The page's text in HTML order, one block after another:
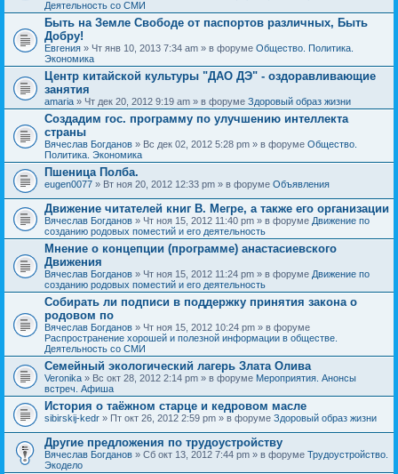
ж
и
т
о
п
р
о
с
.
Деятельность со СМИ
Быть на Земле Свободе от паспортов различных, Быть
Добру!
Евгения » Чт янв 10, 2013 7:34 am » в форуме Общество. Политика.
Экономика
Центр китайской культуры "ДАО ДЭ" - оздоравливающие
занятия
amaria » Чт дек 20, 2012 9:19 am » в форуме Здоровый образ жизни
Создадим гос. программу по улучшению интеллекта
страны
Вячеслав Богданов » Вс дек 02, 2012 5:28 pm » в форуме Общество.
Политика. Экономика
Пшеница Полба.
eugen0077 » Вт ноя 20, 2012 12:33 pm » в форуме Объявления
Движение читателей книг В. Мегре, а также его организации
Вячеслав Богданов » Чт ноя 15, 2012 11:40 pm » в форуме Движение по
созданию родовых поместий и его деятельность
Мнение о концепции (программе) анастасиевского
Движения
Вячеслав Богданов » Чт ноя 15, 2012 11:24 pm » в форуме Движение по
созданию родовых поместий и его деятельность
Собирать ли подписи в поддержку принятия закона о
родовом по
Вячеслав Богданов » Чт ноя 15, 2012 10:24 pm » в форуме
Распространение хорошей и полезной информации в обществе.
Деятельность со СМИ
Семейный экологический лагерь Злата Олива
Veronika » Вс окт 28, 2012 2:14 pm » в форуме Мероприятия. Анонсы
встреч. Афиша
История о таёжном старце и кедровом масле
sibirskij-kedr » Пт окт 26, 2012 2:59 pm » в форуме Здоровый образ жизни
Другие предложения по трудоустройству
Вячеслав Богданов » Сб окт 13, 2012 7:44 pm » в форуме Трудоустройство.
Экодело